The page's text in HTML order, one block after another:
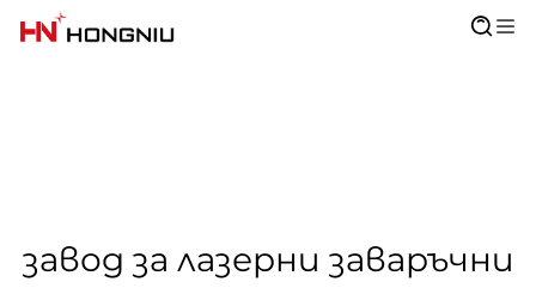
завод за лазерни заваръчни